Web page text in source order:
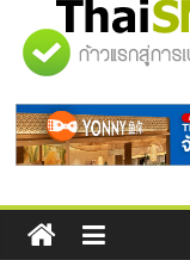
ร้าน
โซลู
บริ
โจท
อยา
เริ่ม
"ศูนย์
รวม
ข้อมูล